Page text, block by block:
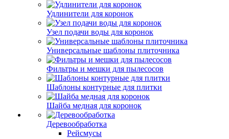
Удлинители для коронок
Узел подачи воды для коронок
Универсальные шаблоны плиточника
Фильтры и мешки для пылесосов
Шаблоны контурные для плитки
Шайба медная для коронок
Деревообработка
Рейсмусы